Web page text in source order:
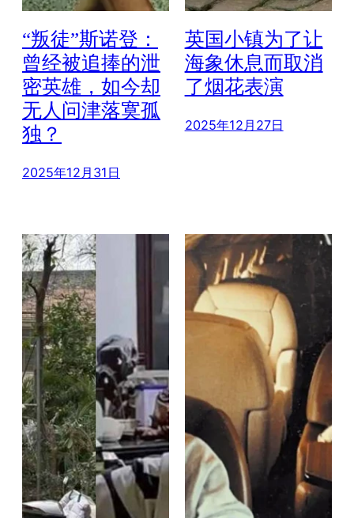
“叛徒”斯诺登：
曾经被追捧的泄
密英雄，如今却
无人问津落寞孤
独？
2025年12月31日
英国小镇为了让
海象休息而取消
了烟花表演
2025年12月27日